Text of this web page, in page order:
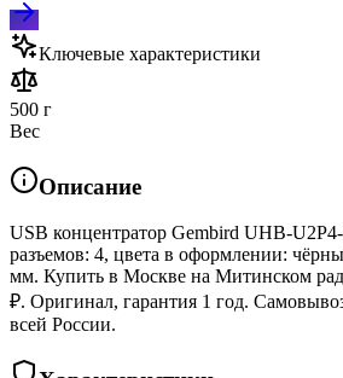
Ключевые характеристики
500 г
Вес
Описание
USB концентратор Gembird UHB-
разъемов: 4, цвета в оформлении:
мм. Купить в Москве на Митинском
₽. Оригинал, гарантия 1 год.
всей России.